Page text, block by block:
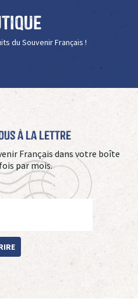
du Souvenir Français !
à La Lettre
Français dans votre boîte
par mois.